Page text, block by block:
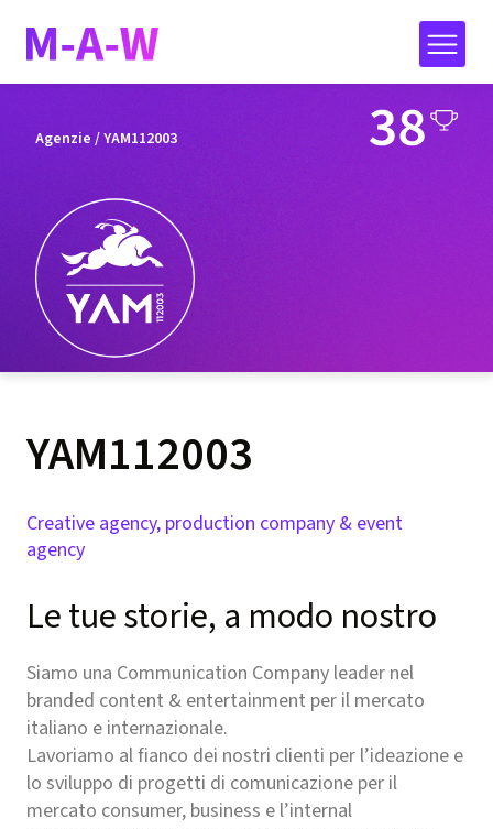
Agenzie / YAM112003
YAM112003
Creative agency, production company & event
agency
Le tue storie, a modo nostro
Siamo una Communication Company leader nel
branded content & entertainment per il mercato
italiano e internazionale.
Lavoriamo al fianco dei nostri clienti per l’ideazione e
lo sviluppo di progetti di comunicazione per il
mercato consumer, business e l’internal